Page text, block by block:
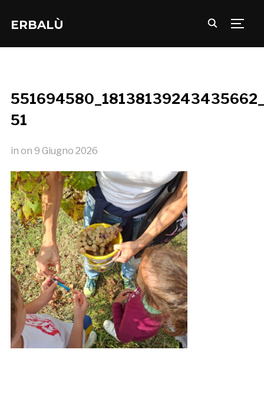
ERBALÙ
51
in on 9 Giugno 2026